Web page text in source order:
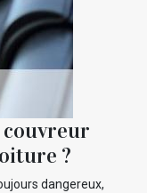
?
dangereux,